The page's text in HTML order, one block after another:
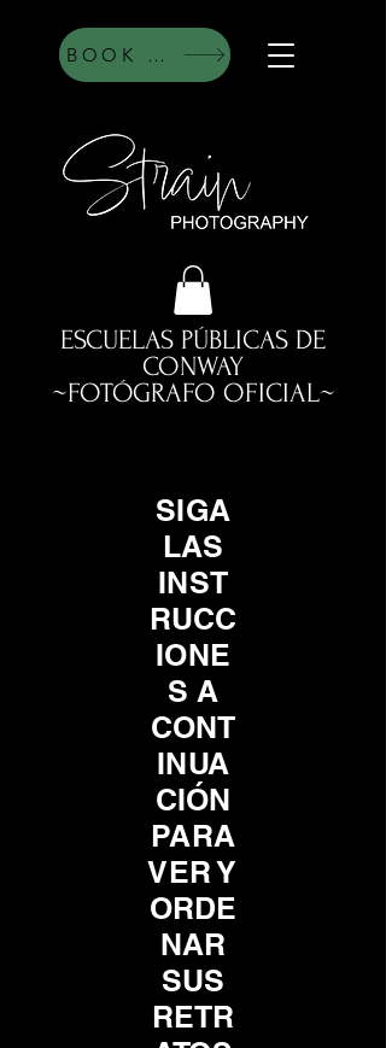
ESCUELAS PÚBLICAS DE
CONWAY
~FOTÓGRAFO OFICIAL~
BOOK HERE
SIGA
LAS
INST
RUCC
IONE
S A
CONT
INUA
CIÓN
PARA
VER Y
ORDE
NAR
SUS
RETR